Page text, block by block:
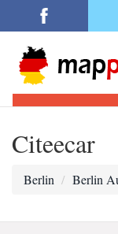
Citeecar
Berlin Berlin